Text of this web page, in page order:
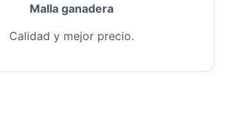
Malla ganadera
Calidad y mejor precio.